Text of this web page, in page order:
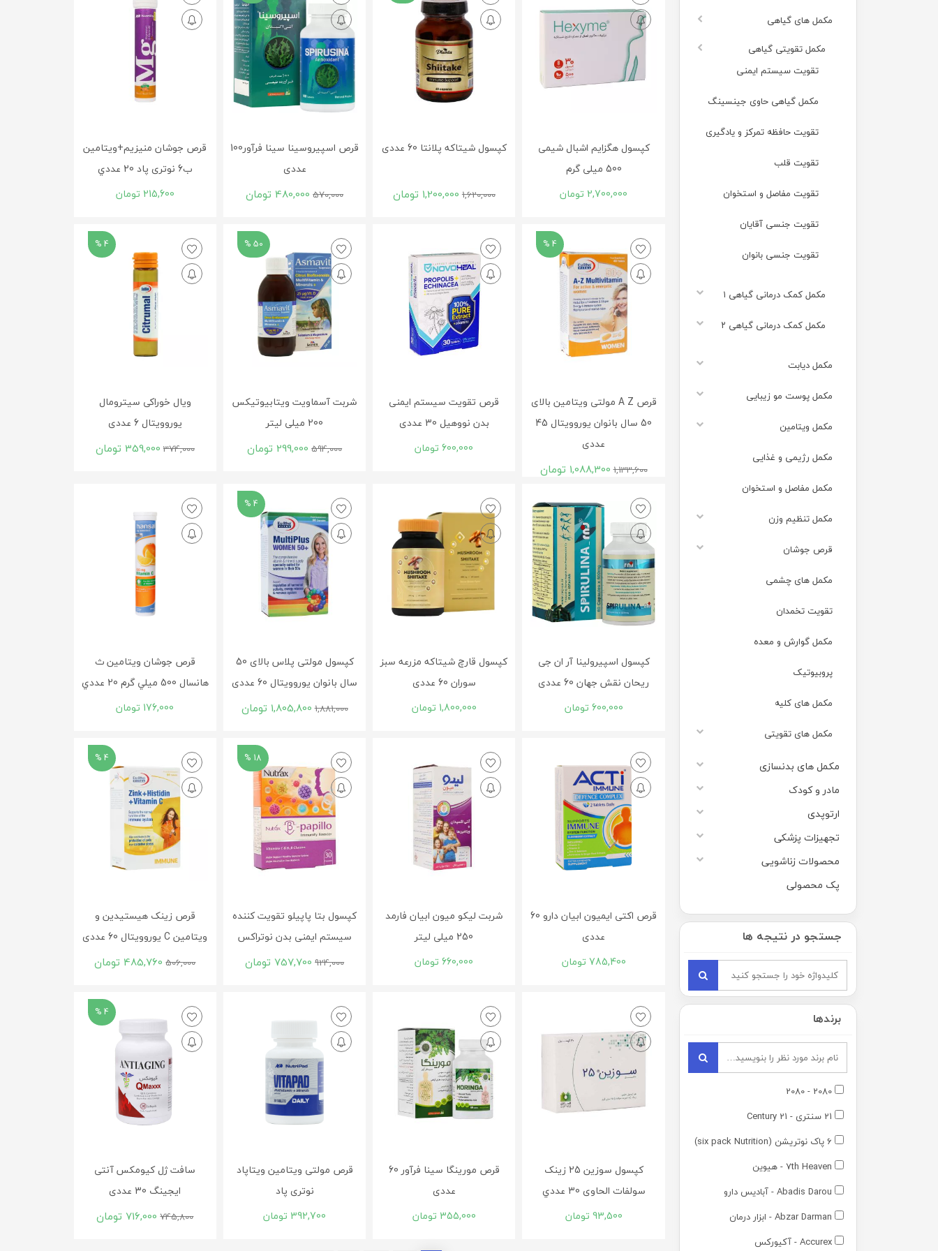
مکمل های گیاهی
مکمل تقویتی گیاهی
تقویت سیستم ایمنی
مکمل گیاهی حاوی جینسینگ
تقویت حافظه تمرکز و یادگیری
تقویت قلب
تقویت مفاصل و استخوان
تقویت جنسی آقایان
تقویت جنسی بانوان
مکمل کمک درمانی گیاهی ۱
مکمل کمک درمانی گیاهی ۲
مکمل دیابت
مکمل پوست مو زیبایی
مکمل ویتامین
مکمل رژیمی و غذایی
مکمل مفاصل و استخوان
مکمل تنظیم وزن
قرص جوشان
مکمل های چشمی
تقویت تخمدان
مکمل گوارش و معده
پروبیوتیک
مکمل های کلیه
مکمل های تقویتی
مکمل های بدنسازی
مادر و کودک
ارتوپدی
تجهیزات پزشکی
محصولات زناشویی
پک محصولی
جستجو در نتیجه ها
برندها
2080 - 2080
21 سنتری - 21 Century
6 پاک نوتریشن (six pack Nutrition)
7th Heaven - هیوین
Abadis Darou - آبادیس دارو
Abzar Darman - ابزار درمان
Accurex - آکیورکس
کپسول هگزایم اشبال شیمی
500 میلی گرم
2,700,000 تومان
کپسول شیتاکه پلانتا 60 عددی
1,620,000
1,200,000 تومان
قرص اسپیروسینا سینا فرآور100
عددی
570,000
480,000 تومان
قرص جوشان منيزيم+ويتامين
ب6 نوتری پاد 20 عددي
215,600 تومان
4 %
قرص A Z مولتی ویتامین بالای
50 سال بانوان یوروویتال 45
عددی
1,133,600
1,088,300 تومان
قرص تقویت سیستم ایمنی
بدن نووهیل 30 عددی
600,000تومان
50 %
شربت آسماویت ویتابیوتیکس
200 میلی لیتر
594,000
299,000تومان
4 %
ویال خوراکی سیترومال
یوروویتال 6 عددی
374,000
359,000 تومان
کپسول اسپیرولینا آر ان جی
ریحان نقش جهان 60 عددی
600,000 تومان
کپسول قارچ شیتاکه مزرعه سبز
سوران 60 عددی
1,800,000 تومان
4 %
کپسول مولتی پلاس بالای 50
سال بانوان یوروویتال 60 عددی
1,881,000
1,805,800 تومان
قرص جوشان ویتامین ث
هانسال 500 ميلي گرم 20 عددي
176,000 تومان
قرص اکتی ایمیون ابیان دارو 60
عددی
785,400 تومان
شربت لیکو میون ابیان فارمد
250 میلی لیتر
660,000تومان
18 %
کپسول بتا پاپیلو تقویت کننده
سیستم ایمنی بدن نوتراکس
924,000
757,700 تومان
4 %
قرص زینک هیستیدین و
ویتامین C یوروویتال 60 عددی
506,000
485,760 تومان
کپسول سوزين 25 زينک
سولفات الحاوی 30 عددي
93,500 تومان
قرص مورینگا سینا فرآور 60
عددی
355,000 تومان
قرص مولتی ویتامین ویتاپاد
نوتری پاد
392,700 تومان
4 %
سافت ژل کیومکس آنتی
ایجینگ 30 عددی
745,800
716,000 تومان